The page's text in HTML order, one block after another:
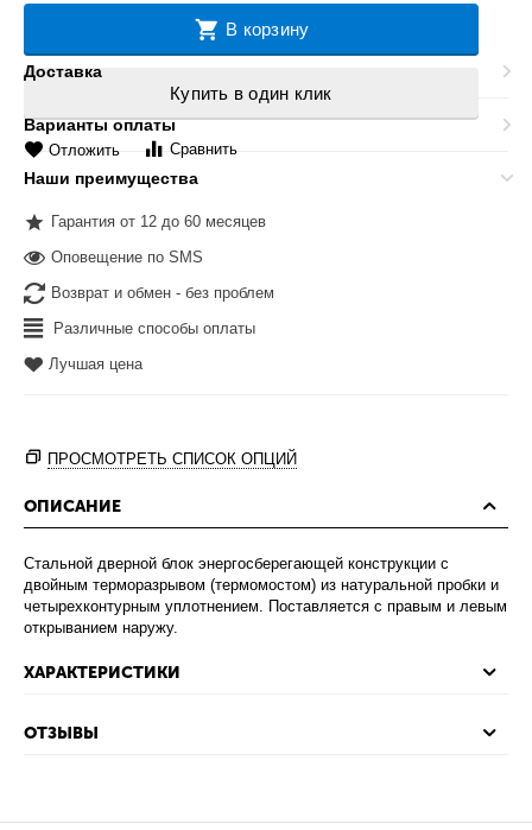
В корзину
Купить в один клик
Отложить Сравнить
Доставка
Варианты оплаты
Наши преимущества
Гарантия от 12 до 60 месяцев
Оповещение по SMS
Возврат и обмен - без проблем
Различные способы оплаты
Лучшая цена
ПРОСМОТРЕТЬ СПИСОК ОПЦИЙ
ОПИСАНИЕ
Стальной дверной блок энергосберегающей конструкции с
двойным терморазрывом (термомостом) из натуральной пробки и
четырехконтурным уплотнением. Поставляется с правым и левым
открыванием наружу.
ХАРАКТЕРИСТИКИ
ОТЗЫВЫ